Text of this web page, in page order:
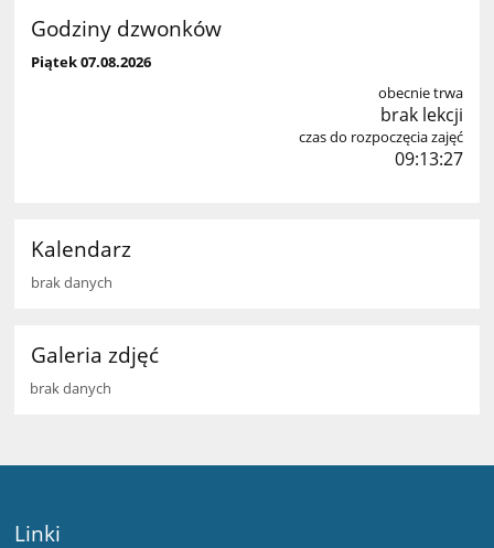
Godziny dzwonków
Piątek 07.08.2026
obecnie trwa
brak lekcji
czas do rozpoczęcia zajęć
09:13:24
Kalendarz
brak danych
Galeria zdjęć
brak danych
Linki